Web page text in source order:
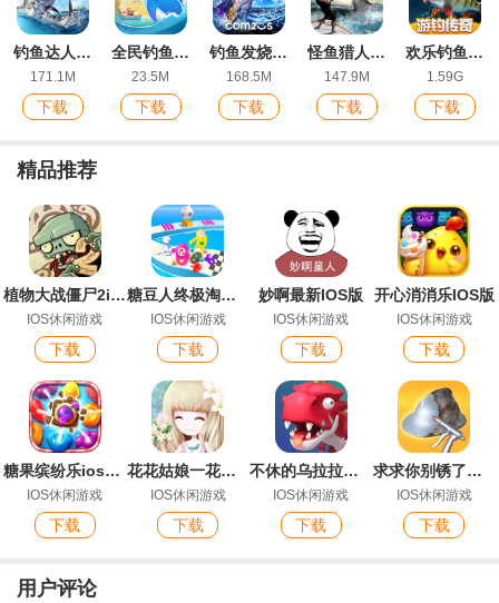
钓鱼达人最新ios版
171.1M
下载
全民钓鱼大亨IOS版
23.5M
下载
钓鱼发烧友最新版
168.5M
下载
怪鱼猎人2026官方版Real Monster Fishing 2018
147.9M
下载
欢乐钓鱼大师官方版
1.59G
下载
精品推荐
植物大战僵尸2ios版
IOS休闲游戏
下载
糖豆人终极淘汰赛手机版苹果
IOS休闲游戏
下载
妙啊最新IOS版
IOS休闲游戏
下载
开心消消乐IOS版
IOS休闲游戏
下载
糖果缤纷乐ios最新版
IOS休闲游戏
下载
花花姑娘一花一语最新IOS版
IOS休闲游戏
下载
不休的乌拉拉官方IOS版手游
IOS休闲游戏
下载
求求你别锈了官方IOS版手游
IOS休闲游戏
下载
用户评论